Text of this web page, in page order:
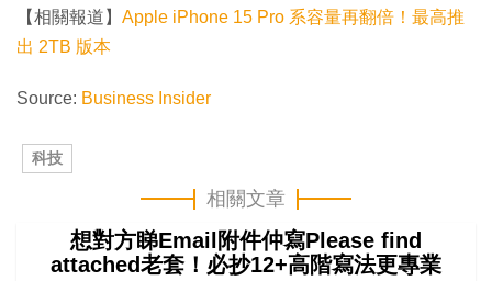
【相關報道】 Apple iPhone 15 Pro 系容量再翻倍！最高推
出 2TB 版本
Source: Business Insider
科技
相關文章
想對方睇Email附件仲寫Please find
attached老套！必抄12+高階寫法更專業